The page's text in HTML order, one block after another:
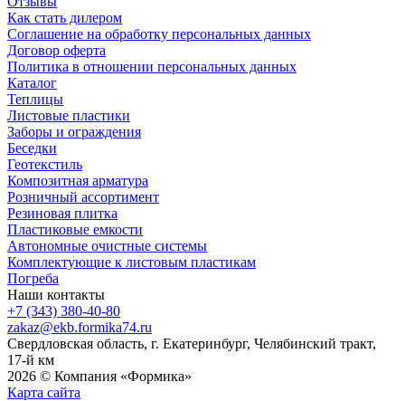
Как стать дилером
Соглашение на обработку персональных данных
Договор оферта
Политика в отношении персональных данных
Каталог
Теплицы
Листовые пластики
Заборы и ограждения
Беседки
Геотекстиль
Композитная арматура
Розничный ассортимент
Резиновая плитка
Пластиковые емкости
Автономные очистные системы
Комплектующие к листовым пластикам
Погреба
Наши контакты
+7 (343) 380-40-80
zakaz@ekb.formika74.ru
Свердловская область, г. Екатеринбург, Челябинский тракт,
17-й км
2026 © Компания «Формика»
Карта сайта